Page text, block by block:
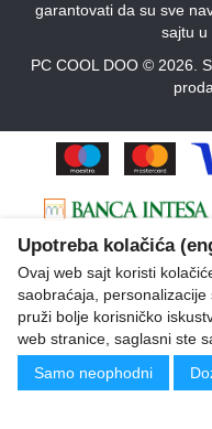
garantovati da su sve
sajtu u
PC COOL DOO © 2026.
Upotreba kolačića
Ovaj web sajt koristi
saobraćaja,
pruži bolje korisničko
web stranice, saglasni ste
Samo neophodni